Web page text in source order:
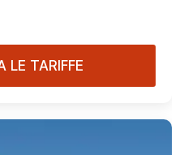
LE TARIFFE